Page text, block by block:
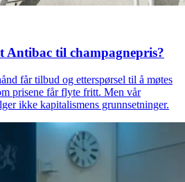
Antibac til champagnepris?
får tilbud og etterspørsel til å møtes
prisene får flyte fritt. Men vår
ikke kapitalismens grunnsetninger.